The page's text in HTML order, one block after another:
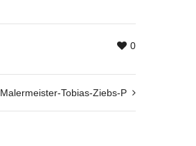
0
Malermeister-Tobias-Ziebs-P